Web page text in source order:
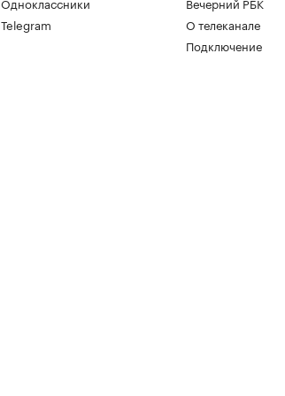
Telegram
О телеканале
Подключение